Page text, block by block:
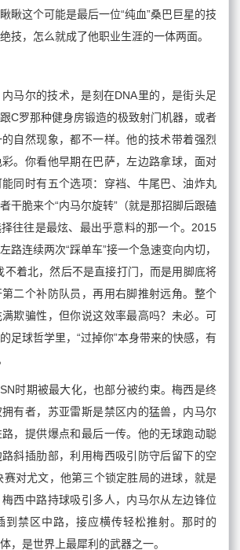
瞅这个可能是最后一位“纯血”桑巴巨星的技
技，怎么就成了他职业生涯的一体两面。
马尔的技术，是刻在DNA里的，是街头足
C罗那种健身房锻造的极致射门机器，或者
自然现象，都不一样。他的技术带着强烈
。你看他早期在巴萨，左边路拿球，面对
同时有五个选项：穿裆、牛尾巴、油炸丸
干脆来个“内马尔旋转”（就是那招脚后跟磕
往往是最炫、最出乎意料的那一个。2015
路连续两次“踩单车”接一个急速变向内切，
不着北，然后不是直接打门，而是用脚底将
二个补防队员，再用右脚推射远角。整个
欺骗性，但你说这效率最高吗？未必。可
足球哲学里，“过掉你”本身带来的快感，有
时期被最大化，也部分被约束。梅西是终
有者，苏亚雷斯是禁区内的猛兽，内马尔
，提供爆点和最后一传。他的无球跑动聪
斜插肋部，利用梅西吸引防守后留下的空
赛对尤文，他第三个锁定胜局的进球，就是
西中路持球吸引多人，内马尔从左边锋位
到禁区中路，接应横传轻松推射。那时的
，是世界上最犀利的武器之一。